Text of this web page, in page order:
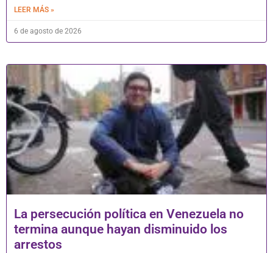
LEER MÁS »
6 de agosto de 2026
La persecución política en Venezuela no
termina aunque hayan disminuido los
arrestos